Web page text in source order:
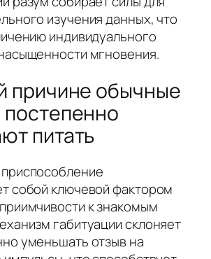
изучения данных, что
индивидуального
мгновения.
причине обычные
постепенно
питать
собой ключевой фактором
к знакомым
габитуации склоняет
уменьшать отзыв на